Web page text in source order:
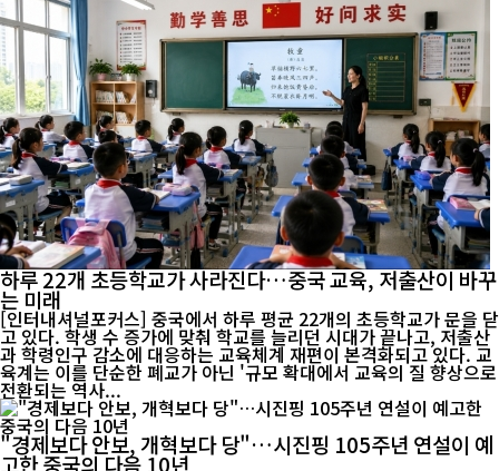
하루 22개 초등학교가 사라진다…중국 교육, 저출산이 바꾸
는 미래
[인터내셔널포커스] 중국에서 하루 평균 22개의 초등학교가 문을 닫
고 있다. 학생 수 증가에 맞춰 학교를 늘리던 시대가 끝나고, 저출산
과 학령인구 감소에 대응하는 교육체계 재편이 본격화되고 있다. 교
육계는 이를 단순한 폐교가 아닌 '규모 확대에서 교육의 질 향상으로
전환되는 역사...
"경제보다 안보, 개혁보다 당"…시진핑 105주년 연설이 예
고한 중국의 다음 10년